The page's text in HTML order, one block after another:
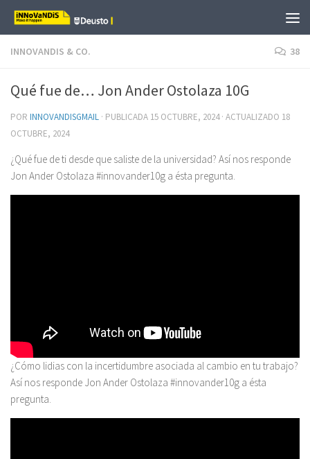
Saltar al contenido
INNOVANDIS & CO. 38
Qué fue de… Jon Ander Ostolaza 10G
POR INNOVANDISGMAIL · PUBLICADA 15 OCTUBRE, 2024· ACTUALIZADO 18
OCTUBRE, 2024
¿Qué fue de ti desde que saliste de la universidad? Así nos responde
Jon Ander Ostolaza #innovander10g a ésta pregunta.
¿Cómo lidias con la incertidumbre asociada al cambio en tu trabajo?
Así nos responde Jon Ander Ostolaza #innovander10g a ésta
pregunta.